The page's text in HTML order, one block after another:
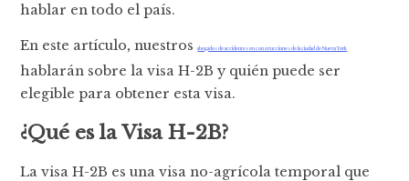
hablar en todo el país.
En este artículo, nuestrosabogados de accidentes en construcciones de la ciudad de Nueva York
hablarán sobre la visa H-2B y quién puede ser
elegible para obtener esta visa.
¿Qué es la Visa H-2B?
La visa H-2B es una visa no-agrícola temporal que